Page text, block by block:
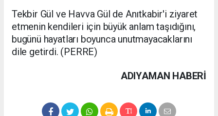
Tekbir Gül ve Havva Gül de Anıtkabir'i ziyaret
etmenin kendileri için büyük anlam taşıdığını,
bugünü hayatları boyunca unutmayacaklarını
dile getirdi. (PERRE)
ADIYAMAN HABERİ